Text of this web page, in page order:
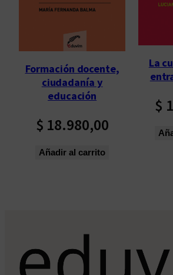
Formación docente,
ciudadanía y
educación
$ 18.980,00
Añadir al carrito
La
$